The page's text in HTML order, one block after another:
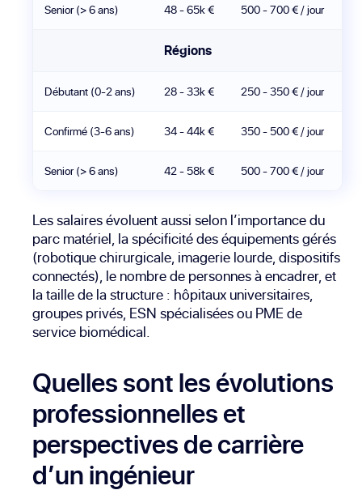
Senior (> 6 ans) 48 - 65k € 500 - 700 € / jour
Régions
Débutant (0-2 ans) 28 - 33k € 250 - 350 € / jour
Confirmé (3-6 ans) 34 - 44k € 350 - 500 € / jour
Senior (> 6 ans) 42 - 58k € 500 - 700 € / jour
Les salaires évoluent aussi selon l’importance du
parc matériel, la spécificité des équipements gérés
(robotique chirurgicale, imagerie lourde, dispositifs
connectés), le nombre de personnes à encadrer, et
la taille de la structure : hôpitaux universitaires,
groupes privés, ESN spécialisées ou PME de
service biomédical.
Quelles sont les évolutions
professionnelles et
perspectives de carrière
d’un ingénieur